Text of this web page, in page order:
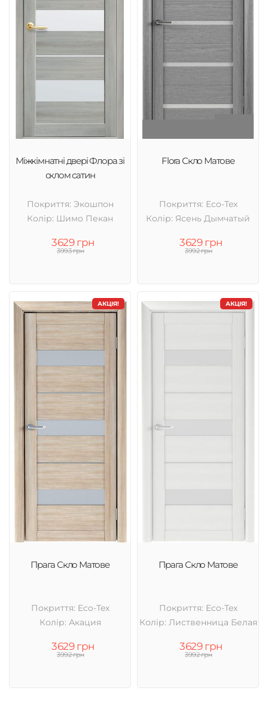
Міжкімнатні двері Флора зі
склом сатин
Покриття: Экошпон
Колір: Шимо Пекан
3629 грн
3993 грн
Flora Скло Матове
Покриття: Eco-Tex
Колір: Ясень Дымчатый
3629 грн
3992 грн
АКЦІЯ!
Прага Скло Матове
Покриття: Eco-Tex
Колір: Акация
3629 грн
3992 грн
АКЦІЯ!
Прага Скло Матове
Покриття: Eco-Tex
Колір: Лиственница Белая
3629 грн
3992 грн